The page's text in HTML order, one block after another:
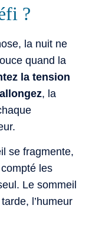
?
la nuit ne
quand la
la tension
, la
se fragmente,
les
Le sommeil
l’humeur